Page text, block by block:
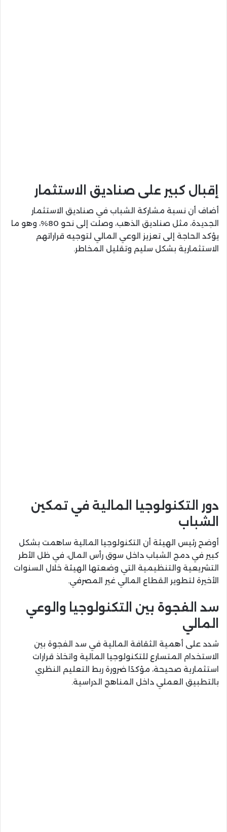
إقبال كبير على صناديق الاستثمار
أضاف أن نسبة مشاركة الشباب في صناديق الاستثمار
الجديدة، مثل صناديق الذهب، وصلت إلى نحو 80%، وهو ما
يؤكد الحاجة إلى تعزيز الوعي المالي لتوجيه قراراتهم
الاستثمارية بشكل سليم وتقليل المخاطر.
دور التكنولوجيا المالية في تمكين
الشباب
أوضح رئيس الهيئة أن التكنولوجيا المالية ساهمت بشكل
كبير في دمج الشباب داخل سوق رأس المال، في ظل الأطر
التشريعية والتنظيمية التي وضعتها الهيئة خلال السنوات
الأخيرة لتطوير القطاع المالي غير المصرفي.
سد الفجوة بين التكنولوجيا والوعي
المالي
شدد على أهمية الثقافة المالية في سد الفجوة بين
الاستخدام المتسارع للتكنولوجيا المالية واتخاذ قرارات
استثمارية صحيحة، مؤكدًا ضرورة ربط التعليم النظري
بالتطبيق العملي داخل المناهج الدراسية.